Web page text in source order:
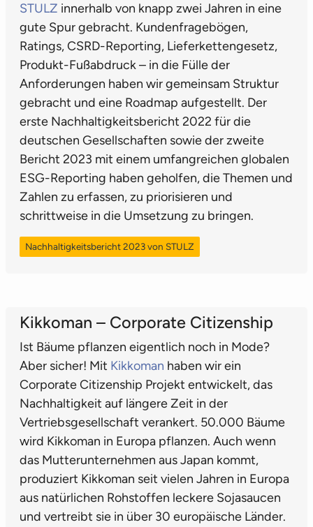
STULZ innerhalb von knapp zwei Jahren in eine
gute Spur gebracht. Kundenfragebögen,
Ratings, CSRD-Reporting, Liefer­ketten­gesetz,
Produkt-Fußabdruck – in die Fülle der
Anforderungen haben wir gemeinsam Struktur
gebracht und eine Roadmap aufgestellt. Der
erste Nachhaltigkeitsbericht 2022 für die
deutschen Gesellschaften sowie der zweite
Bericht 2023 mit einem umfangreichen globalen
ESG-Reporting haben geholfen, die Themen und
Zahlen zu erfassen, zu priorisieren und
schrittweise in die Umsetzung zu bringen.
Nachhaltigkeitsbericht 2023 von STULZ
Kikkoman – Corporate Citizenship
Ist Bäume pflanzen eigentlich noch in Mode?
Aber sicher! Mit Kikkoman haben wir ein
Corporate Citizenship Projekt entwickelt, das
Nachhaltigkeit auf längere Zeit in der
Vertriebsgesellschaft verankert. 50.000 Bäume
wird Kikkoman in Europa pflanzen. Auch wenn
das Mutterunternehmen aus Japan kommt,
produziert Kikkoman seit vielen Jahren in Europa
aus natürlichen Rohstoffen leckere Sojasaucen
und vertreibt sie in über 30 europäische Länder.